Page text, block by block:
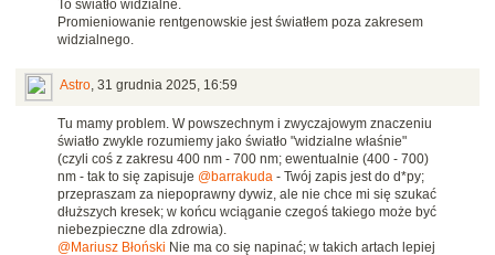
To światło widzialne.
Promieniowanie rentgenowskie jest światłem poza zakresem
widzialnego.
Astro, 31 grudnia 2025, 16:59
Tu mamy problem. W powszechnym i zwyczajowym znaczeniu
światło zwykle rozumiemy jako światło "widzialne właśnie"
(czyli coś z zakresu 400 nm - 700 nm; ewentualnie (400 - 700)
nm - tak to się zapisuje @barrakuda - Twój zapis jest do d*py;
przepraszam za niepoprawny dywiz, ale nie chce mi się szukać
dłuższych kresek; w końcu wciąganie czegoś takiego może być
niebezpieczne dla zdrowia).
@Mariusz Błoński Nie ma co się napinać; w takich artach lepiej